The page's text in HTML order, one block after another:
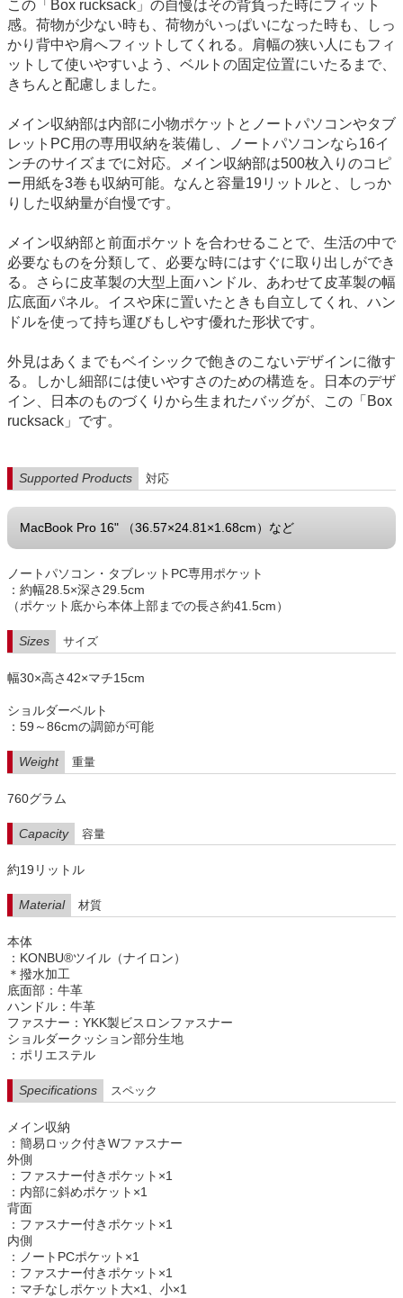
この「Box rucksack」の自慢はその背負った時にフィット
感。荷物が少ない時も、荷物がいっぱいになった時も、しっ
かり背中や肩へフィットしてくれる。肩幅の狭い人にもフィ
ットして使いやすいよう、ベルトの固定位置にいたるまで、
きちんと配慮しました。
メイン収納部は内部に小物ポケットとノートパソコンやタブ
レットPC用の専用収納を装備し、ノートパソコンなら16イ
ンチのサイズまでに対応。メイン収納部は500枚入りのコピ
ー用紙を3巻も収納可能。なんと容量19リットルと、しっか
りした収納量が自慢です。
メイン収納部と前面ポケットを合わせることで、生活の中で
必要なものを分類して、必要な時にはすぐに取り出しができ
る。さらに皮革製の大型上面ハンドル、あわせて皮革製の幅
広底面パネル。イスや床に置いたときも自立してくれ、ハン
ドルを使って持ち運びもしやす優れた形状です。
外見はあくまでもベイシックで飽きのこないデザインに徹す
る。しかし細部には使いやすさのための構造を。日本のデザ
イン、日本のものづくりから生まれたバッグが、この「Box
rucksack」です。
Supported Products 対応
MacBook Pro 16" （36.57×24.81×1.68cm）など
ノートパソコン・タブレットPC専用ポケット
：約幅28.5×深さ29.5cm
（ポケット底から本体上部までの長さ約41.5cm）
Sizes サイズ
幅30×高さ42×マチ15cm
ショルダーベルト
：59～86cmの調節が可能
Weight 重量
760グラム
Capacity 容量
約19リットル
Material 材質
本体
：KONBU®ツイル（ナイロン）
＊撥水加工
底面部：牛革
ハンドル：牛革
ファスナー：YKK製ビスロンファスナー
ショルダークッション部分生地
：ポリエステル
Specifications スペック
メイン収納
：簡易ロック付きWファスナー
外側
：ファスナー付きポケット×1
：内部に斜めポケット×1
背面
：ファスナー付きポケット×1
内側
：ノートPCポケット×1
：ファスナー付きポケット×1
：マチなしポケット大×1、小×1